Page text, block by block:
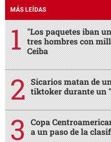
MÁS LEÍDAS
"Los paquetes iban
tres hombres con
Ceiba
Sicarios matan de
tiktoker durante un
Copa
a un paso de la